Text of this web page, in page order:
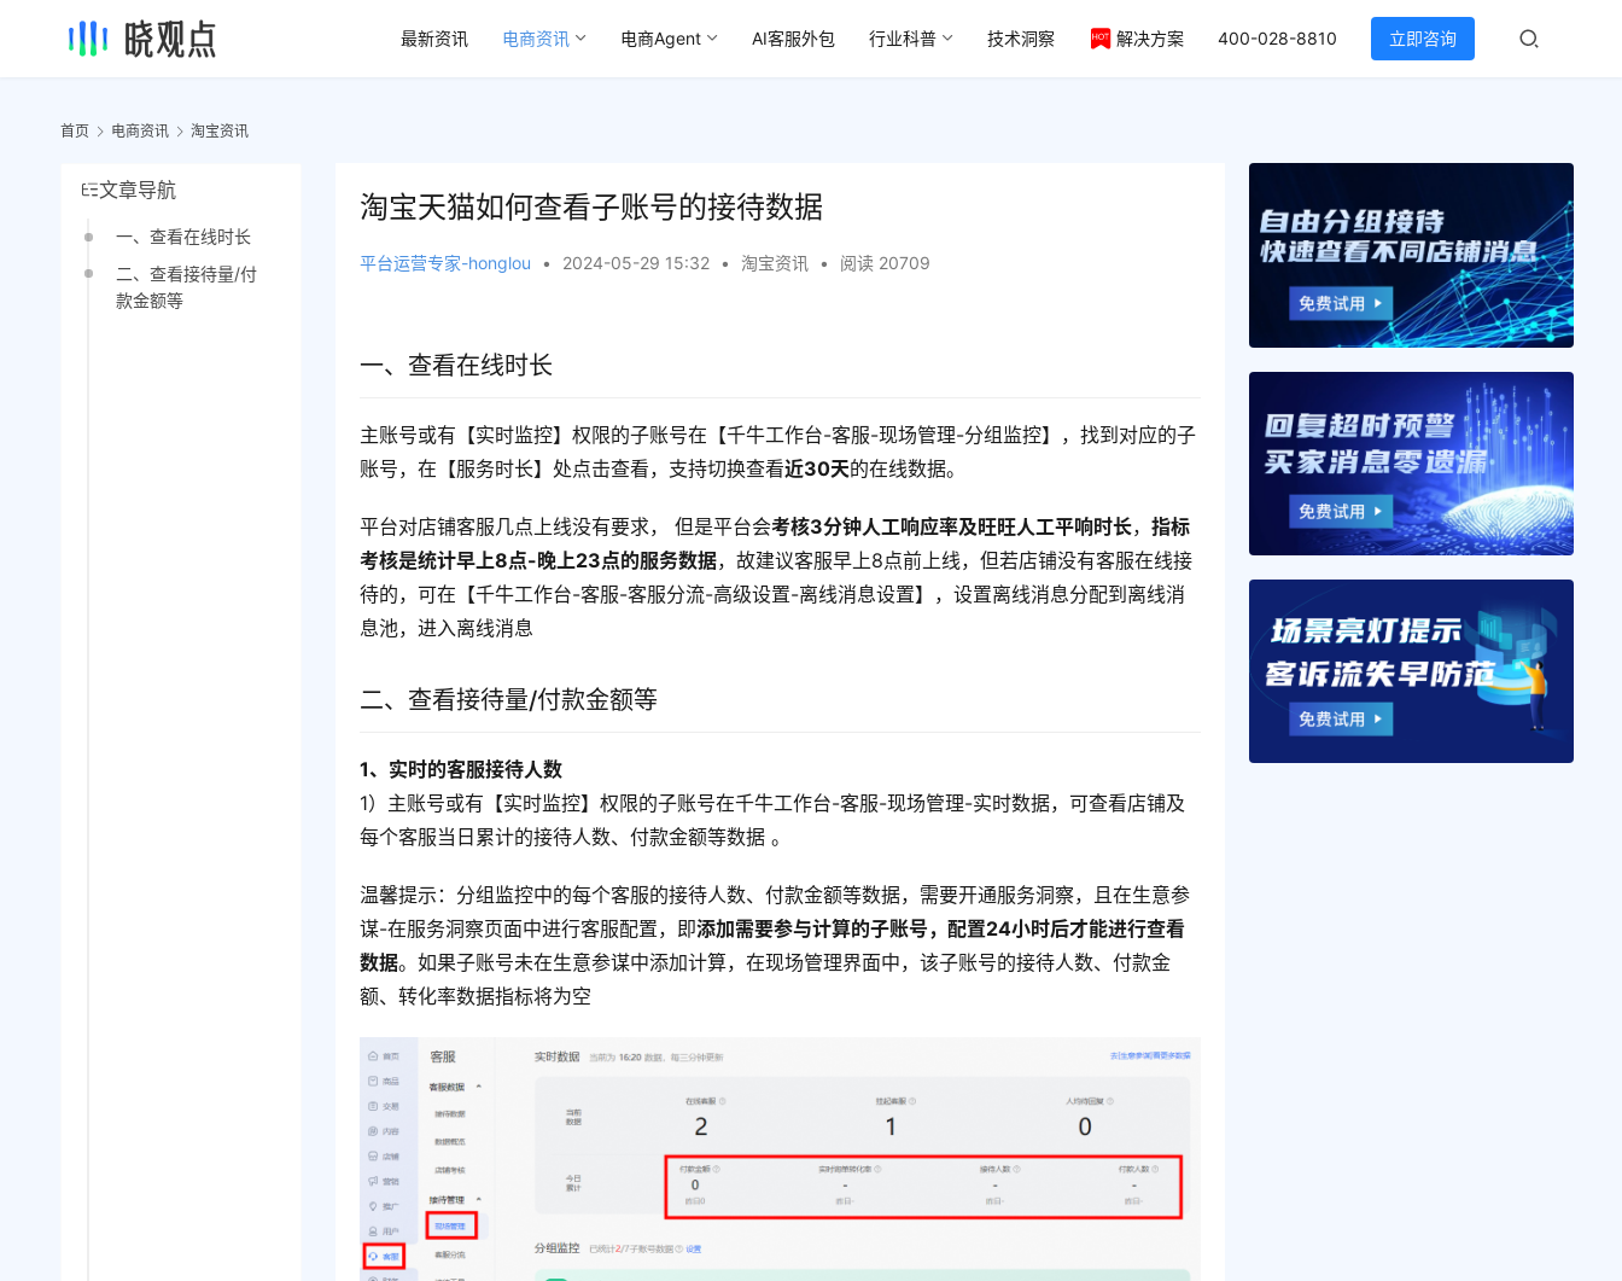
最新资讯 电商资讯 电商Agent AI客服外包 行业科普 技术洞察 解决方案 400-028-8810 立即咨询
首页 电商资讯 淘宝资讯
文章导航
一、查看在线时长
二、查看接待量/付
款金额等
淘宝天猫如何查看子账号的接待数据
平台运营专家-honglou • 2024-05-29 15:32 • 淘宝资讯 • 阅读 20709
一、查看在线时长
主账号或有【实时监控】权限的子账号在【千牛工作台-客服-现场管理-分组监控】，找到对应的子
账号，在【服务时长】处点击查看，支持切换查看近30天的在线数据。
平台对店铺客服几点上线没有要求， 但是平台会考核3分钟人工响应率及旺旺人工平响时长，指标
考核是统计早上8点-晚上23点的服务数据，故建议客服早上8点前上线，但若店铺没有客服在线接
待的，可在【千牛工作台-客服-客服分流-高级设置-离线消息设置】，设置离线消息分配到离线消
息池，进入离线消息
二、查看接待量/付款金额等
1、实时的客服接待人数
1）主账号或有【实时监控】权限的子账号在千牛工作台-客服-现场管理-实时数据，可查看店铺及
每个客服当日累计的接待人数、付款金额等数据 。
温馨提示：分组监控中的每个客服的接待人数、付款金额等数据，需要开通服务洞察，且在生意参
谋-在服务洞察页面中进行客服配置，即添加需要参与计算的子账号，配置24小时后才能进行查看
数据。如果子账号未在生意参谋中添加计算，在现场管理界面中，该子账号的接待人数、付款金
额、转化率数据指标将为空